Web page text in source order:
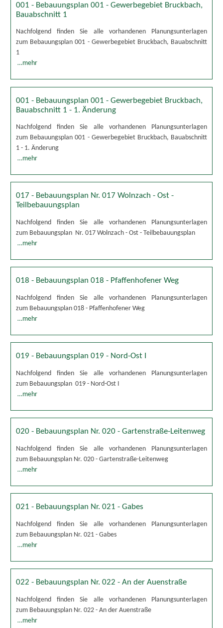
001 - Bebauungsplan 001 - Gewerbegebiet Bruckbach,
Bauabschnitt 1
Nachfolgend finden Sie alle vorhandenen Planungsunterlagen
zum Bebauungsplan 001 - Gewerbegebiet Bruckbach, Bauabschnitt
1
…mehr
001 - Bebauungsplan 001 - Gewerbegebiet Bruckbach,
Bauabschnitt 1 - 1. Änderung
Nachfolgend finden Sie alle vorhandenen Planungsunterlagen
zum Bebauungsplan 001 - Gewerbegebiet Bruckbach, Bauabschnitt
1 - 1. Änderung
…mehr
017 - Bebauungsplan Nr. 017 Wolnzach - Ost -
Teilbebauungsplan
Nachfolgend finden Sie alle vorhandenen Planungsunterlagen
zum Bebauungsplan Nr. 017 Wolnzach - Ost - Teilbebauungsplan
…mehr
018 - Bebauungsplan 018 - Pfaffenhofener Weg
Nachfolgend finden Sie alle vorhandenen Planungsunterlagen
zum Bebauungsplan 018 - Pfaffenhofener Weg
…mehr
019 - Bebauungsplan 019 - Nord-Ost I
Nachfolgend finden Sie alle vorhandenen Planungsunterlagen
zum Bebauungsplan 019 - Nord-Ost I
…mehr
020 - Bebauungsplan Nr. 020 - Gartenstraße-Leitenweg
Nachfolgend finden Sie alle vorhandenen Planungsunterlagen
zum Bebauungsplan Nr. 020 - Gartenstraße-Leitenweg
…mehr
021 - Bebauungsplan Nr. 021 - Gabes
Nachfolgend finden Sie alle vorhandenen Planungsunterlagen
zum Bebauungsplan Nr. 021 - Gabes
…mehr
022 - Bebauungsplan Nr. 022 - An der Auenstraße
Nachfolgend finden Sie alle vorhandenen Planungsunterlagen
zum Bebauungsplan Nr. 022 - An der Auenstraße
…mehr